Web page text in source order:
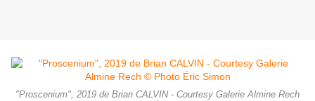
"Proscenium", 2019 de Brian CALVIN - Courtesy Galerie Almine Rech